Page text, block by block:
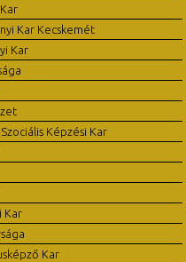
Kar Kecskemét
Kar
Képzési Kar
Kar
Kar